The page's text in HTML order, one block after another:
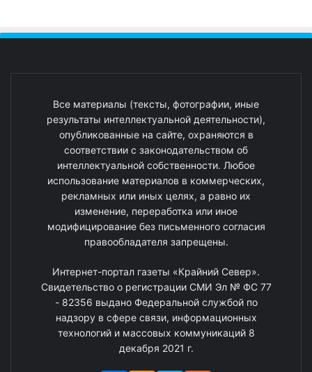
Все материалы (тексты, фотографии, иные
результаты интеллектуальной деятельности),
опубликованные на сайте, охраняются в
соответствии с законодательством об
интеллектуальной собственности. Любое
использование материалов в коммерческих,
рекламных или иных целях, а равно их
изменение, переработка или иное
модифицирование без письменного согласия
правообладателя запрещены.
Интернет-портал газеты «Крайний Север».
Свидетельство о регистрации СМИ Эл № ФС 77
- 82356 выдано Федеральной службой по
надзору в сфере связи, информационных
технологий и массовых коммуникаций 8
декабря 2021 г.